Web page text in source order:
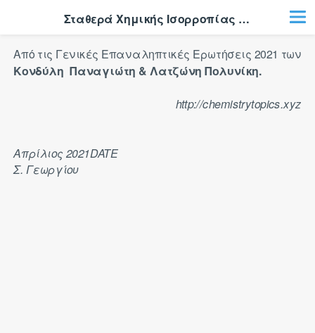
Από τις Γενικές Επαναληπτικές Ερωτήσεις 2021 των
Κονδύλη ​ Παναγιώτη & Λατζώνη Πολυνίκη.
http://chemistrytopics.xyz
Απρίλιος 2021DATE
Σ. Γεωργίου
Σταθερά Xημικής Iσορροπίας - Πολλαπλής 2η